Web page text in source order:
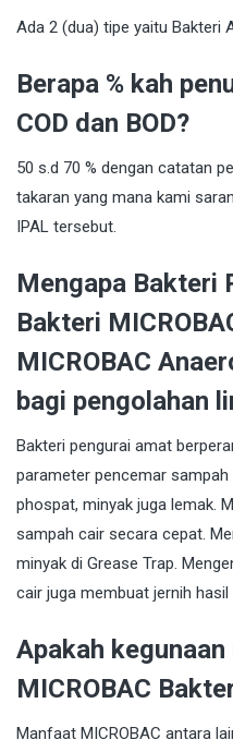
Ada 2 (dua) tipe yaitu Bakteri
Berapa % kah
COD dan BOD?
50 s.d 70 % dengan catatan
takaran yang mana kami
IPAL tersebut.
Mengapa Bakteri
Bakteri
MICROBAC
bagi pengolahan
Bakteri pengurai amat
parameter pencemar sampah
phospat, minyak juga lemak.
sampah cair secara cepat.
minyak di Grease Trap.
cair juga membuat jernih hasil
Apakah
MICROBAC
Manfaat MICROBAC antara